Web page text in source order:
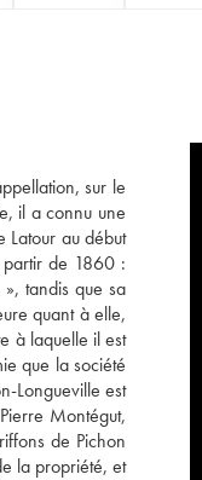
sur le
il a connu une
Latour au début
partir de 1860 :
tandis que sa
quant à elle,
à laquelle il est
que la société
Longueville est
Montégut,
de Pichon
la propriété, et